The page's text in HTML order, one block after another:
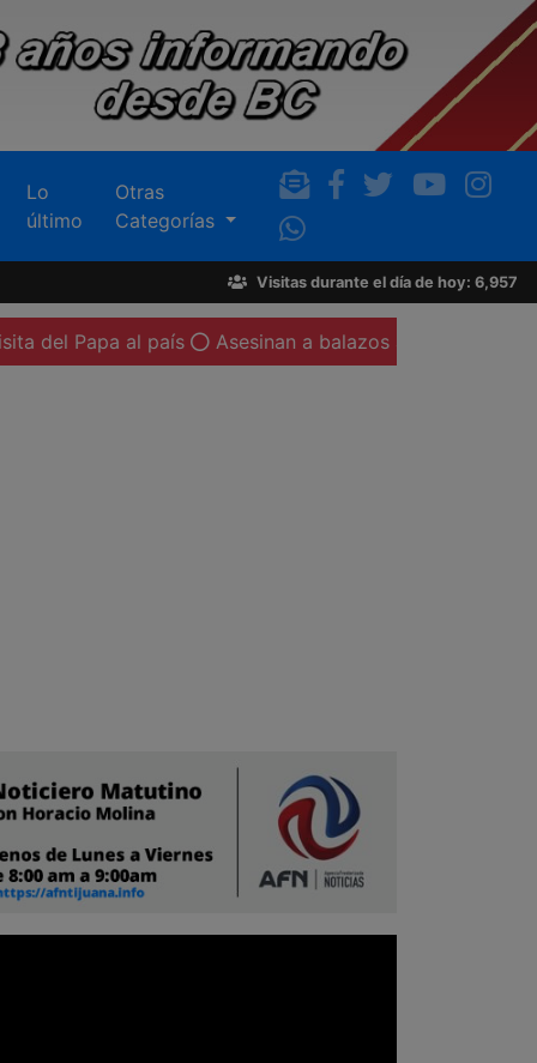
Lo
último
Otras
Categorías
Visitas durante el día de hoy: 6,957
país Asesinan a balazos a un automovilista en la